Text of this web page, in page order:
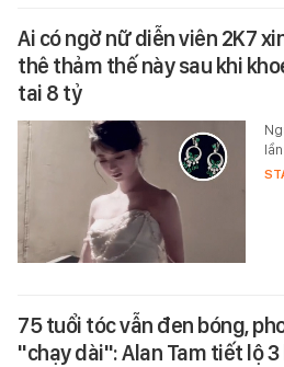
Ai có ngờ nữ diễn viên 2K7
thê thảm thế này sau khi
tai 8 tỷ
75 tuổi tóc vẫn đen bóng,
"chạy dài": Alan Tam tiết lộ